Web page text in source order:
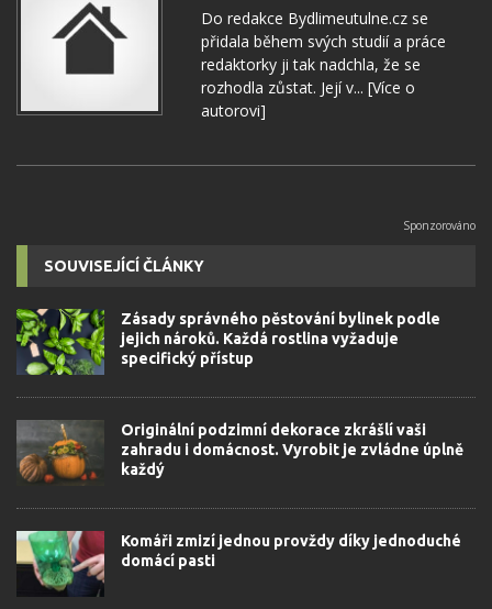
Do redakce Bydlimeutulne.cz se
přidala během svých studií a práce
redaktorky ji tak nadchla, že se
rozhodla zůstat. Její v... [Více o
autorovi]
SOUVISEJÍCÍ ČLÁNKY
Zásady správného pěstování bylinek podle
jejich nároků. Každá rostlina vyžaduje
specifický přístup
Originální podzimní dekorace zkrášlí vaši
zahradu i domácnost. Vyrobit je zvládne úplně
každý
Komáři zmizí jednou provždy díky jednoduché
domácí pasti